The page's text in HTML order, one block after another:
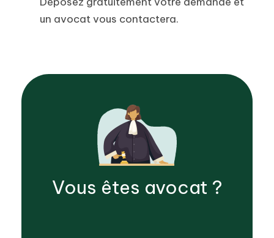
un avocat vous contactera.
Vous êtes avocat ?